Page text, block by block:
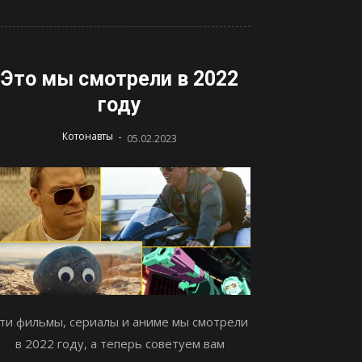
Это мы смотрели в 2022
году
Котонавты - 05.02.2023
фильмы, сериалы и аниме мы смотрели
в 2022 году, а теперь советуем вам